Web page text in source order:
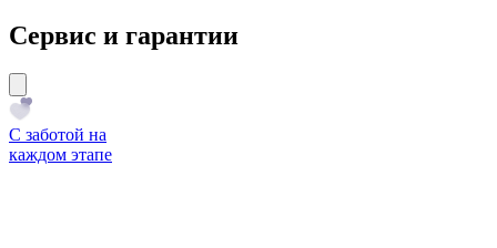
Сервис и гарантии
С заботой на
каждом этапе